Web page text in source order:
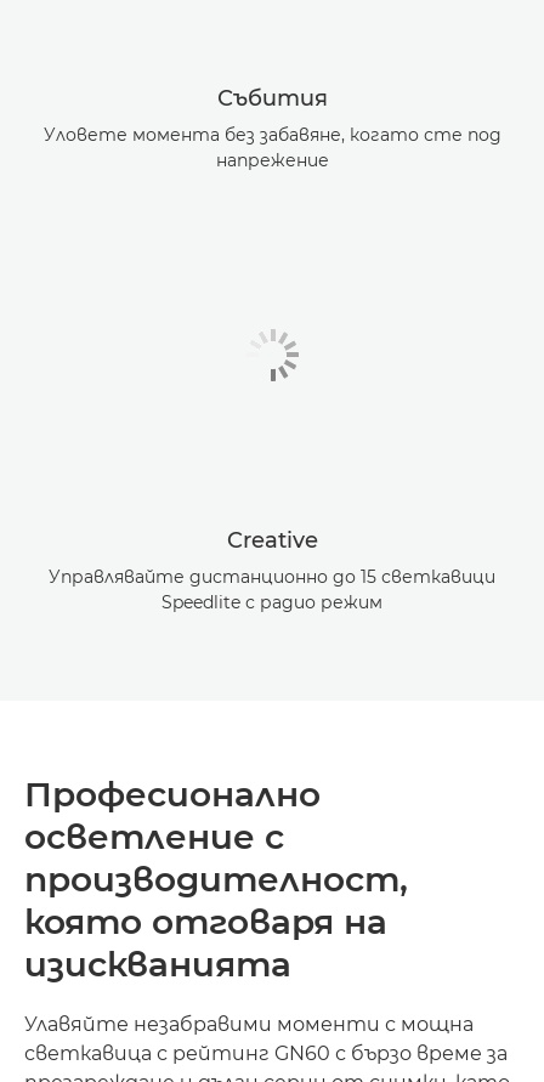
Събития
Уловете момента без забавяне, когато сте под
напрежение
Creative
Управлявайте дистанционно до 15 светкавици
Speedlite с радио режим
Професионално
осветление с
производителност,
която отговаря на
изискванията
Улавяйте незабравими моменти с мощна
светкавица с рейтинг GN60 с бързо време за